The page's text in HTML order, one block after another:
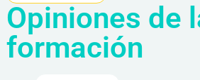
Opiniones de
formación